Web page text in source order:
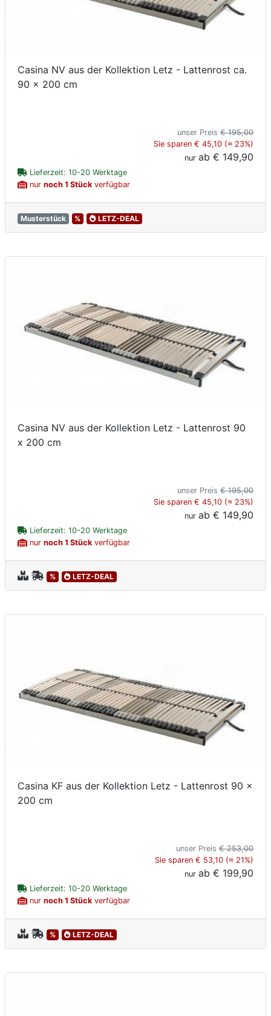
Casina NV aus der Kollektion Letz - Lattenrost ca.
90 x 200 cm
unser Preis € 195,00
Sie sparen € 45,10 (≈ 23%)
nur ab € 149,90
Lieferzeit: 10-20 Werktage
nur noch 1 Stückverfügbar
Musterstück % LETZ-DEAL
Casina NV aus der Kollektion Letz - Lattenrost 90
x 200 cm
unser Preis € 195,00
Sie sparen € 45,10 (≈ 23%)
nur ab € 149,90
Lieferzeit: 10-20 Werktage
nur noch 1 Stückverfügbar
% LETZ-DEAL
Casina KF aus der Kollektion Letz - Lattenrost 90 x
200 cm
unser Preis € 253,00
Sie sparen € 53,10 (≈ 21%)
nur ab € 199,90
Lieferzeit: 10-20 Werktage
nur noch 1 Stückverfügbar
% LETZ-DEAL